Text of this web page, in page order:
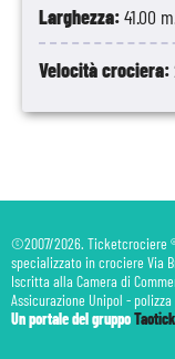
Larghezza:41.00
Velocità crociera:
©2007/2026. Ticketcrociere
specializzato in crociere Via
Iscritta alla Camera di
Assicurazione Unipol - polizza
Un portale del gruppo